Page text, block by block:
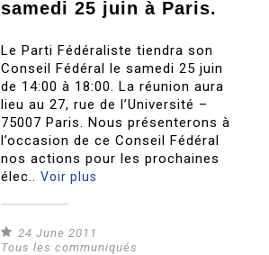
samedi 25 juin à Paris.
Le Parti Fédéraliste tiendra son
Conseil Fédéral le samedi 25 juin
de 14:00 à 18:00. La réunion aura
lieu au 27, rue de l’Université –
75007 Paris. Nous présenterons à
l’occasion de ce Conseil Fédéral
nos actions pour les prochaines
élec..Voir plus
24 June 2011
Tous les communiqués